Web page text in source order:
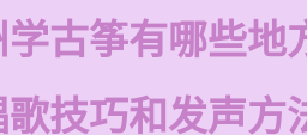
古筝有哪些地
歌技巧和发声方